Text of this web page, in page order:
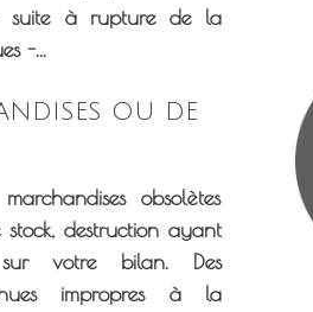
suite à rupture de la
-...
OU DE
obsolètes
stock, destruction ayant
sur votre bilan. Des
impropres à la